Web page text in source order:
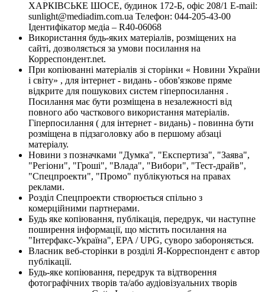
ХАРКІВСЬКЕ ШОСЕ, будинок 172-Б, офіс 208/1 E-mail:
sunlight@mediadim.com.ua Телефон: 044-205-43-00
Ідентифікатор медіа – R40-06068
Використання будь-яких матеріалів, розміщених на
сайті, дозволяється за умови посилання на
Корреспондент.net.
При копіюванні матеріалів зі сторінки « Новини України
і світу» , для інтернет - видань - обов'язкове пряме
відкрите для пошукових систем гіперпосилання .
Посилання має бути розміщена в незалежності від
повного або часткового використання матеріалів.
Гіперпосилання ( для інтернет - видань) - повинна бути
розміщена в підзаголовку або в першому абзаці
матеріалу.
Новини з позначками "Думка", "Експертиза", "Заява",
"Регіони", "Гроші", "Влада", "Вибори", "Тест-драйв",
"Спецпроекти", "Промо" публікуються на правах
реклами.
Розділ Спецпроекти створюється спільно з
комерційними партнерами.
Будь яке копіювання, публікація, передрук, чи наступне
поширення інформації, що містить посилання на
"Інтерфакс-Україна", EPA / UPG, суворо забороняється.
Власник веб-сторінки в розділі Я-Корреспондент є автор
публікації.
Будь-яке копіювання, передрук та відтворення
фотографічних творів та/або аудіовізуальних творів